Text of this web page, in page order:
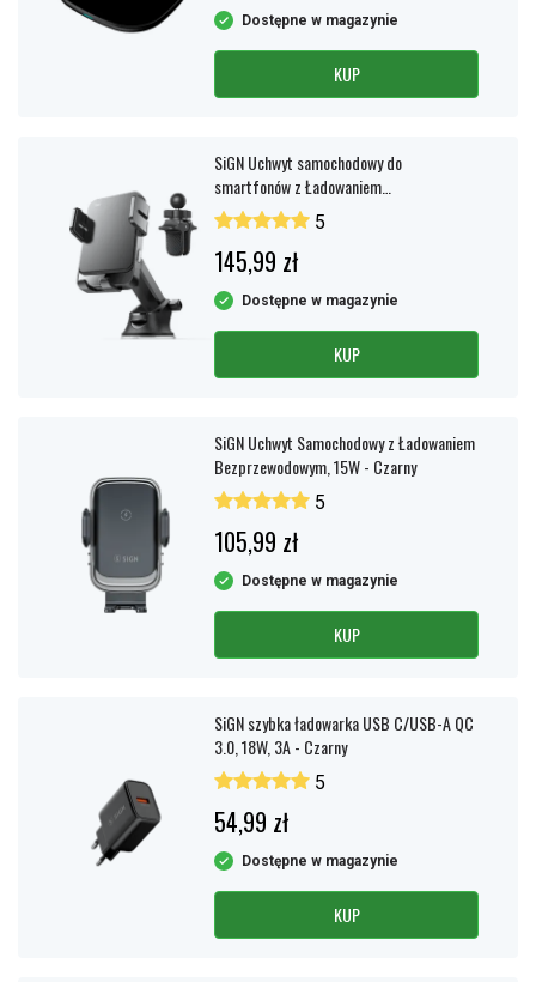
Dostępne w magazynie
KUP
SiGN Uchwyt samochodowy do
smartfonów z Ładowaniem
bezprzewodowym, 4,7"-6,8" - Czarny
5
145,99 zł
Dostępne w magazynie
KUP
SiGN Uchwyt Samochodowy z Ładowaniem
Bezprzewodowym, 15W - Czarny
5
105,99 zł
Dostępne w magazynie
KUP
SiGN szybka ładowarka USB C/USB-A QC
3.0, 18W, 3A - Czarny
5
54,99 zł
Dostępne w magazynie
KUP